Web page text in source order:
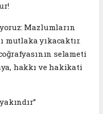
Mazlumların
mutlaka yıkacaktır.
selameti
hakkı ve hakikati